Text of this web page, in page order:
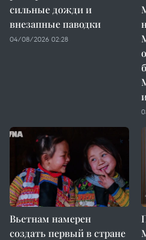
сильные дожди и
внезапные паводки
04/08/2026 02:28
Вьетнам намерен
создать первый в стране